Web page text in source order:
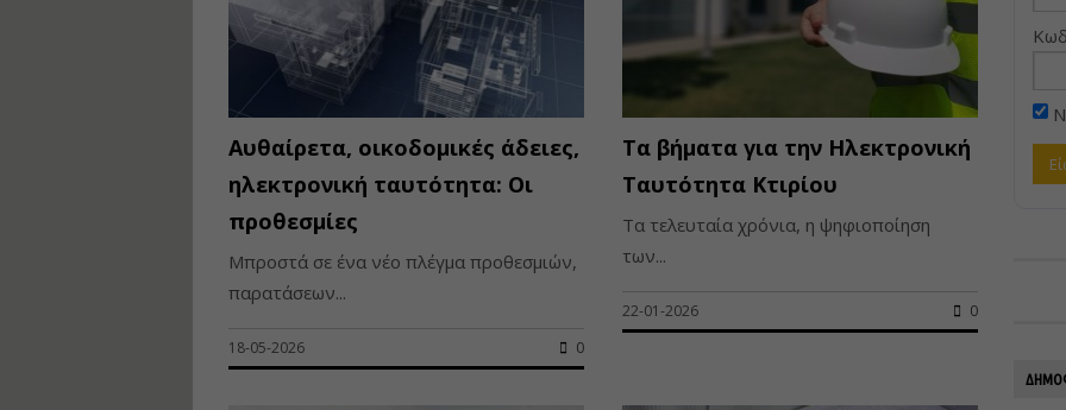
Αυθαίρετα, οικοδομικές άδειες,
ηλεκτρονική ταυτότητα: Οι
προθεσμίες
Μπροστά σε ένα νέο πλέγμα προθεσμιών,
παρατάσεων...
18-05-2026 0
Τα βήματα για την Ηλεκτρονική
Ταυτότητα Κτιρίου
Τα τελευταία χρόνια, η ψηφιοποίηση
των...
22-01-2026 0